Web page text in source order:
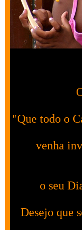
"Que todo o
venha
o seu
Desejo que